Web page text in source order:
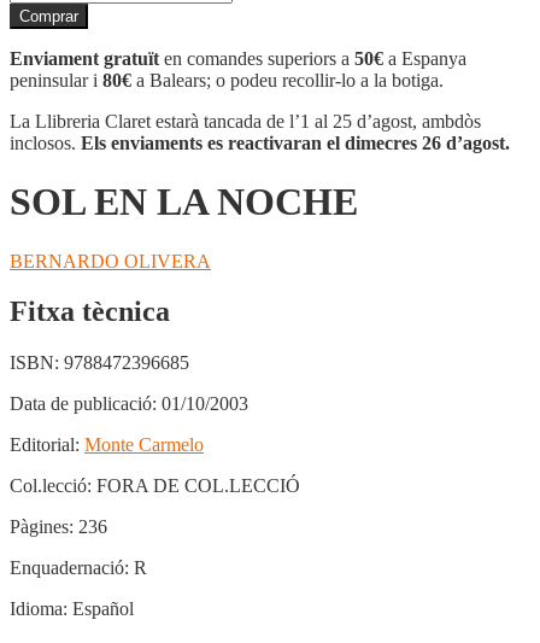
de
SOL
EN
LA
NOCHE
Comprar
Enviament gratuït en comandes superiors a 50€ a Espanya
peninsular i 80€ a Balears; o podeu recollir-lo a la botiga.
La Llibreria Claret estarà tancada de l’1 al 25 d’agost, ambdòs
inclosos. Els enviaments es reactivaran el dimecres 26 d’agost.
SOL EN LA NOCHE
BERNARDO OLIVERA
Fitxa tècnica
ISBN: 9788472396685
Data de publicació: 01/10/2003
Editorial: Monte Carmelo
Col.lecció: FORA DE COL.LECCIÓ
Pàgines: 236
Enquadernació: R
Idioma: Español